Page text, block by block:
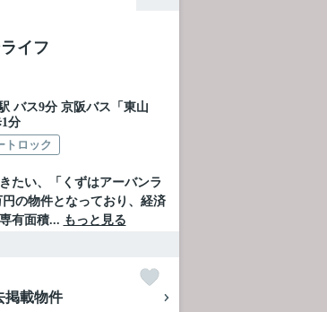
イフ
バス9分 京阪バス「東山
分
トロック
たい、「くずはアーバンラ
の物件となっており、経済
有面積... もっと見る
掲載物件